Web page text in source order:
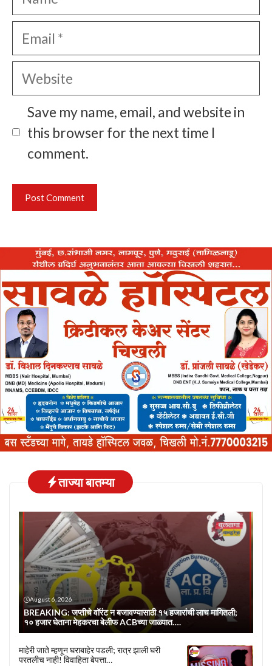
Email
Website
Save my name, email, and website in
this browser for the next time I
comment.
ताज्या बातम्या
August 6, 2026
BREAKING: जप्तीचे वॉरंट न बजावण्यासाठी १५ हजारांची लाच मागितली;
१० हजार घेताना मेहकरचा बेलीफ ACBच्या जाळ्यात….
माहेरी जाते म्हणून घराबाहेर पडली; रात्र झाली घरी
परतलीच नाही! विवाहिता बेपत्ता…